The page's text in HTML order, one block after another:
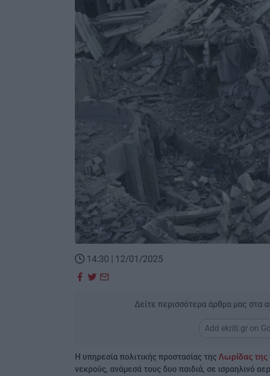
14:30 | 12/01/2025
Δείτε περισσότερα άρθρα μας στα
Add ekriti.gr on
Η υπηρεσία πολιτικής προστασίας της Λωρίδας της
νεκρούς, ανάμεσά τους δυο παιδιά, σε ισραηλινό